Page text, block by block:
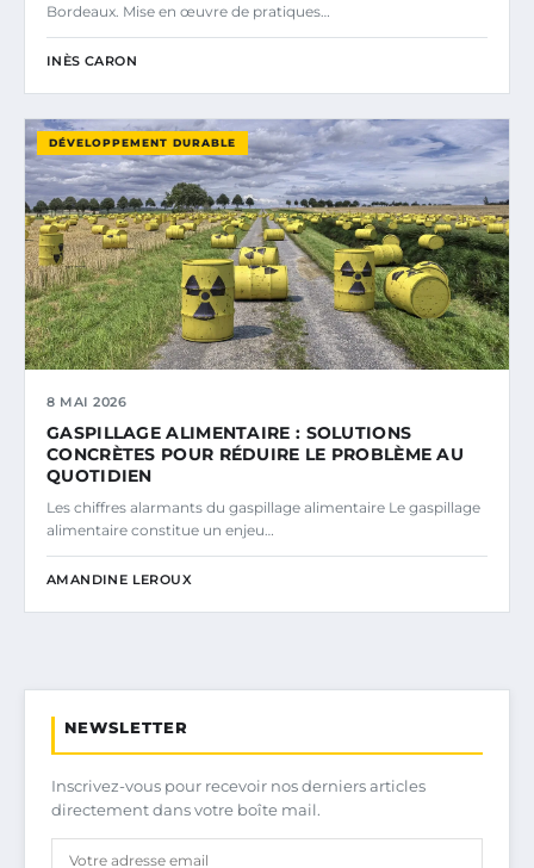
Bordeaux. Mise en œuvre de pratiques…
INÈS CARON
DÉVELOPPEMENT DURABLE
8 MAI 2026
GASPILLAGE ALIMENTAIRE : SOLUTIONS
CONCRÈTES POUR RÉDUIRE LE PROBLÈME AU
QUOTIDIEN
Les chiffres alarmants du gaspillage alimentaire Le gaspillage
alimentaire constitue un enjeu…
AMANDINE LEROUX
NEWSLETTER
Inscrivez-vous pour recevoir nos derniers articles
directement dans votre boîte mail.